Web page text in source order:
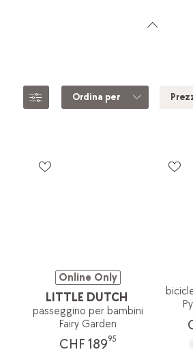
Ordina per
Online Only
LITTLE DUTCH
passeggino per bambini
Fairy Garden
CHF 18995